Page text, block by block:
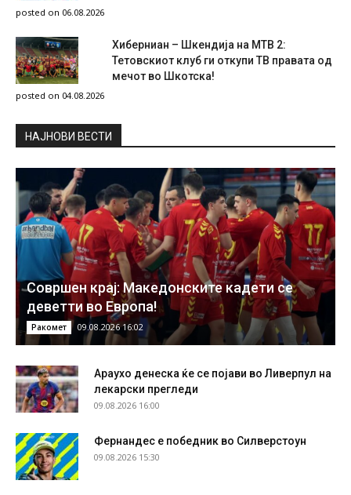
posted on 06.08.2026
Хиберниан – Шкендија на МТВ 2:
Тетовскиот клуб ги откупи ТВ правата од
мечот во Шкотска!
posted on 04.08.2026
НAЈНОВИ ВЕСТИ
Совршен крај: Македонските кадети се
деветти во Европа!
Ракомет 09.08.2026 16:02
Араухо денеска ќе се појави во Ливерпул на
лекарски прегледи
09.08.2026 16:00
Фернандес е победник во Силверстоун
09.08.2026 15:30